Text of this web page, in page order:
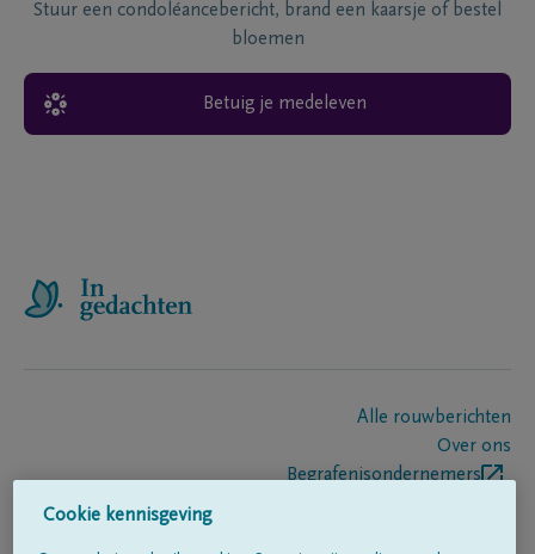
Stuur een condoléancebericht, brand een kaarsje of bestel
bloemen
Betuig je medeleven
Alle rouwberichten
Over ons
Begrafenisondernemers
Cookie kennisgeving